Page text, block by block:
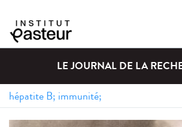
LE JOURNAL DE LA